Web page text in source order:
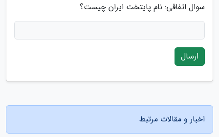
سوال اتفاقی: نام پایتخت ایران چیست؟
ارسال
اخبار و مقالات مرتبط